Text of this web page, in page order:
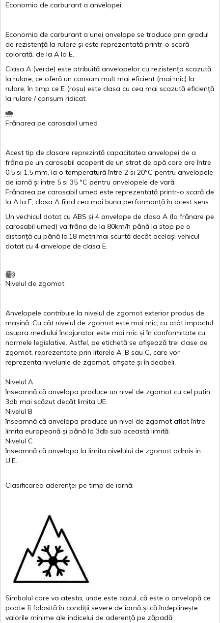
Economia de carburant a anvelopei
Economia de carburant a unei anvelope se traduce prin gradul
de rezistență la rulare și este reprezentată printr-o scară
colorată, de la A la E.
Clasa A (verde) este atribuită anvelopelor cu rezistența scazută
la rulare, ce oferă un consum mult mai eficient (mai mic) la
rulare,în timp ce E (roșu) este clasa cu cea mai scazută eficiență
la rulare /consum ridicat.
Frânarea pe carosabil umed
Acest tip de clasare reprezintă capacitatea anvelopei de a
frâna pe un carosabil acoperit de un strat de apă care areîntre
0.5 si 1.5 mm, la o temperatură între 2 si 20ºC pentru anvelopele
de iarnă și între 5 si 35 ºC pentru anvelopele de vară.
Frânarea pe carosabil umed este reprezentată printr-o scară de
la A la E, clasa A fiind cea mai buna performanță în acest sens.
Un vechicul dotat cu ABS și 4 anvelope de clasa A (la frânare pe
carosabil umed) va frâna de la 80km/h până la stop pe o
distanță cu până la 18 metrimai scurtă decât același vehicul
dotat cu 4 anvelope de clasa E.
Nivelul de zgomot
Anvelopele contribuie la nivelul de zgomot exterior produs de
mașină. Cu cât nivelul de zgomot este mai mic, cu atât impactul
asupra mediului încojurator este mai mic și în conformitate cu
normele legislative. Astfel, pe etichetă se afișează trei clase de
zgomot, reprezentate prin literele A, B sau C, care vor
reprezenta nivelurile de zgomot, afișate și îndecibeli.
Nivelul A
înseamnă că anvelopa produce un nivel de zgomot cu cel puțin
3db mai scăzut decât limita UE.
Nivelul B
înseamnă că anvelopa produce un nivel de zgomot aflat între
limita europeană și până la 3db sub această limită.
Nivelul C
înseamnă că anvelopa la limita nivelului de zgomot admis in
U.E.
Clasificarea aderenței pe timp de iarnă:
Simbolul care va atesta, unde este cazul, că este o anvelopă ce
poate fi folosită în condiții severe de iarnă și că îndeplinește
valorile minime ale indicelui de aderență pe zăpadă